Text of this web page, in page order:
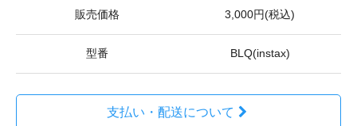
販売価格 3,000円(税込)
型番 BLQ(instax)
支払い・配送について